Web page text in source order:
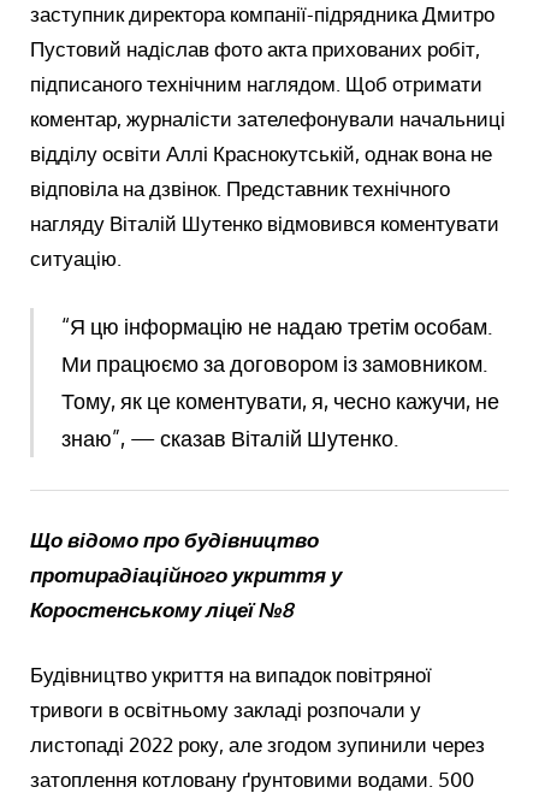
заступник директора компанії-підрядника Дмитро
Пустовий надіслав фото акта прихованих робіт,
підписаного технічним наглядом. Щоб отримати
коментар, журналісти зателефонували начальниці
відділу освіти Аллі Краснокутській, однак вона не
відповіла на дзвінок. Представник технічного
нагляду Віталій Шутенко відмовився коментувати
ситуацію.
“Я цю інформацію не надаю третім особам.
Ми працюємо за договором із замовником.
Тому, як це коментувати, я, чесно кажучи, не
знаю”, — сказав Віталій Шутенко.
Що відомо про будівництво
протирадіаційного укриття у
Коростенському ліцеї №8
Будівництво укриття на випадок повітряної
тривоги в освітньому закладі розпочали у
листопаді 2022 року, але згодом зупинили через
затоплення котловану ґрунтовими водами. 500